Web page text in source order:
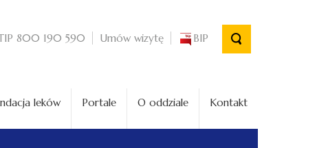
800 190 590 Umów wizytę BIP
leków Portale O oddziale Kontakt